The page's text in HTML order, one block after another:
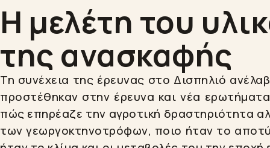
Η μελέτη του
της ανασκαφής
Τη συνέχεια της έρευνας στο Δισπηλιό
προστέθηκαν στην έρευνα και νέα
πώς επηρέαζε την αγροτική δραστηριότητα
των γεωργοκτηνοτρόφων, ποιο ήταν το